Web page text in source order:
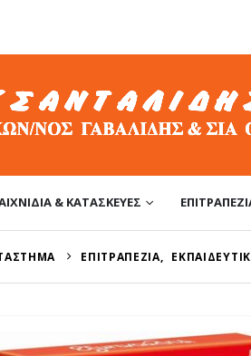
& ΚΑΤΑΣΚΕΥΈΣ
ΕΠΙΤΡΑΠΈΖΙΑ,